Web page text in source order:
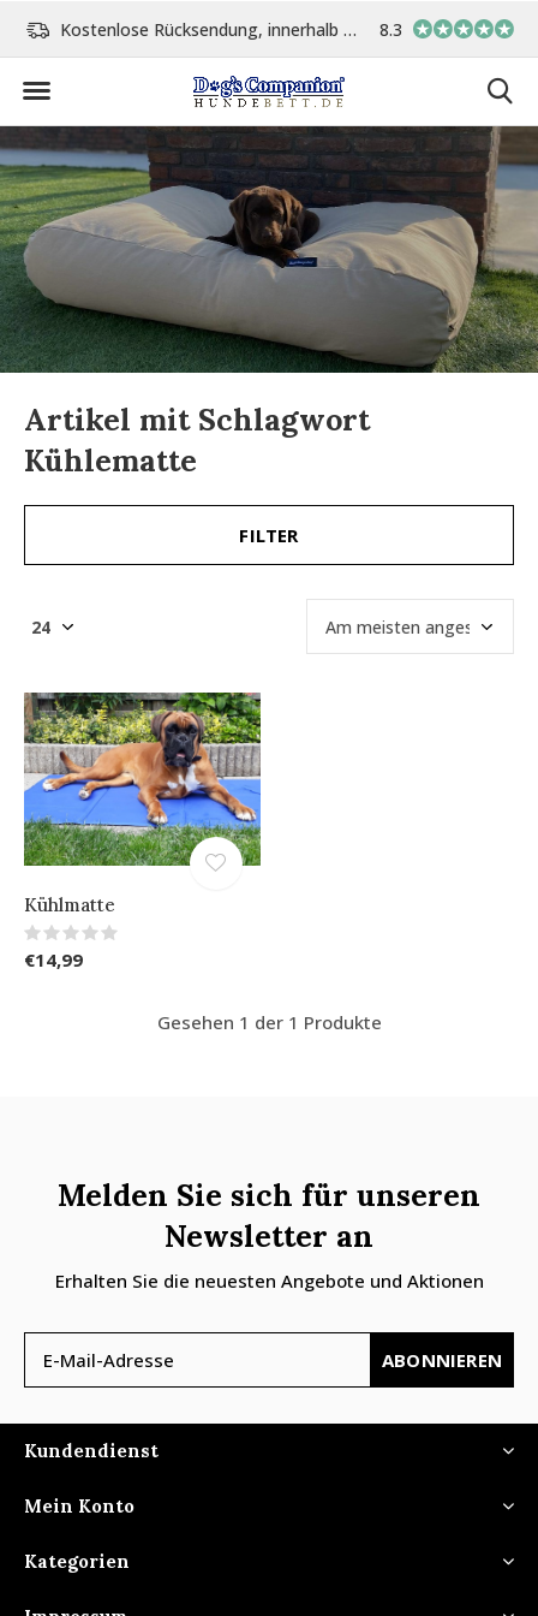
Kostenlose Rücksendung, innerhalb 14 Tage Vor 15:00 Uhr bestellt,
8.3
Artikel mit Schlagwort
Kühlematte
FILTER
Kühlmatte
€14,99
Gesehen 1 der 1 Produkte
Melden Sie sich für unseren
Newsletter an
Erhalten Sie die neuesten Angebote und Aktionen
ABONNIEREN
Kundendienst
Mein Konto
Kategorien